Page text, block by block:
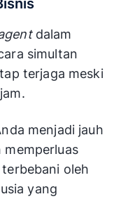
dalam
simultan
terjaga meski
menjadi jauh
oleh
yang